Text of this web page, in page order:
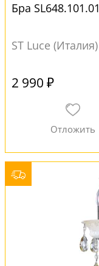
Бра SL648.101.01
ST Luce (Италия)
2 990 ₽